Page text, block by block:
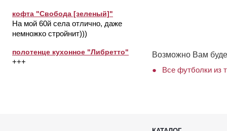
кофта "Свобода [зеленый]"
На мой 60й села отлично, даже
немножко стройнит)))
полотенце кухонное "Либретто"
+++
Возможно Вам
Все футболки из